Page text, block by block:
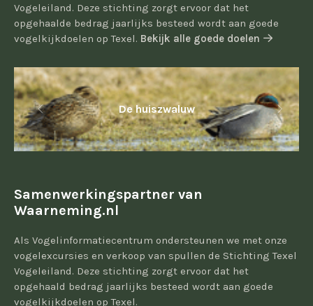
Vogeleiland. Deze stichting zorgt ervoor dat het
opgehaalde bedrag jaarlijks besteed wordt aan goede
vogelkijkdoelen op Texel. Bekijk alle goede doelen
De huiszwaluw
Samenwerkingspartner van
Waarneming.nl
Als Vogelinformatiecentrum ondersteunen we met onze
vogelexcursies en verkoop van spullen de Stichting Texel
Vogeleiland. Deze stichting zorgt ervoor dat het
opgehaald bedrag jaarlijks besteed wordt aan goede
vogelkijkdoelen op Texel.